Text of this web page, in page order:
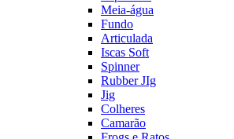
Meia-água
Fundo
Articulada
Iscas Soft
Spinner
Rubber JIg
Jig
Colheres
Camarão